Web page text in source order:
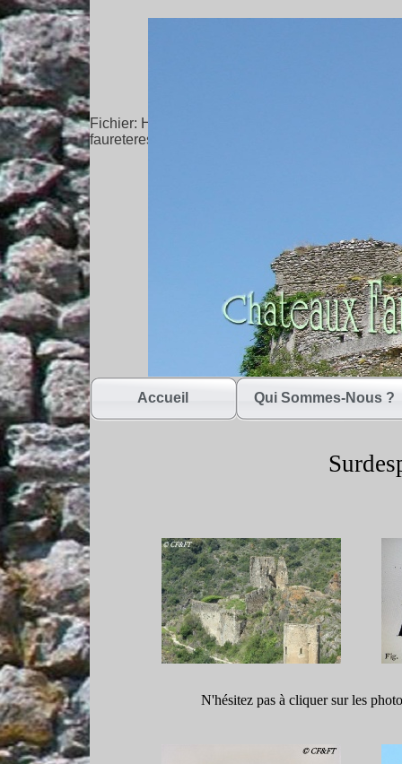
Fichier: H:\Chateaux FAURE & FAURE
faureteresses.com_surdespine_13.jpg
Accueil Qui Sommes-Nous ?
N'hésitez pas à cliquer sur les